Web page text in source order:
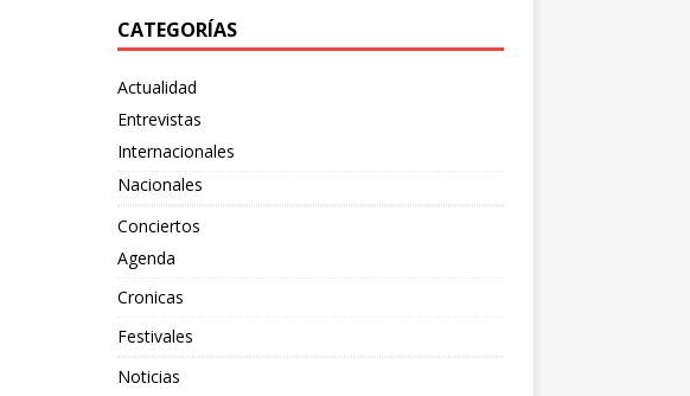
CATEGORÍAS
Actualidad
Entrevistas
Internacionales
Nacionales
Conciertos
Agenda
Cronicas
Festivales
Noticias